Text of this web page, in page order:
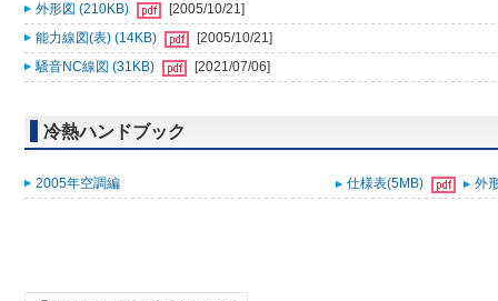
外形図 (210KB)
[2005/10/21]
能力線図(表) (14KB)
[2005/10/21]
騒音NC線図 (31KB)
[2021/07/06]
冷熱ハンドブック
2005年空調編 仕様表(5MB) 外